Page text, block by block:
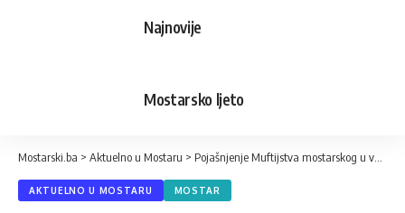
Najnovije
Mostarsko ljeto
Mostarski.ba > Aktuelno u Mostaru > Pojašnjenje Muftijstva mostarskog u vezi s najnovijim gradonačelnikovim neutemeljenim istupima
AKTUELNO U MOSTARU MOSTAR